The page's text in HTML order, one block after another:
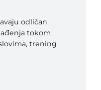
odličan
tokom
trening